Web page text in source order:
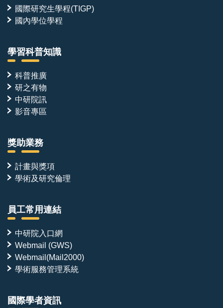
國際研究生學程(TIGP)
國內學位學程
學習科普知識
科普推廣
研之有物
中研院訊
影音專區
獎助業務
計畫與獎項
學術及研究倫理
員工常用連結
中研院入口網
Webmail (GWS)
Webmail(Mail2000)
學術服務管理系統
國際學者資訊